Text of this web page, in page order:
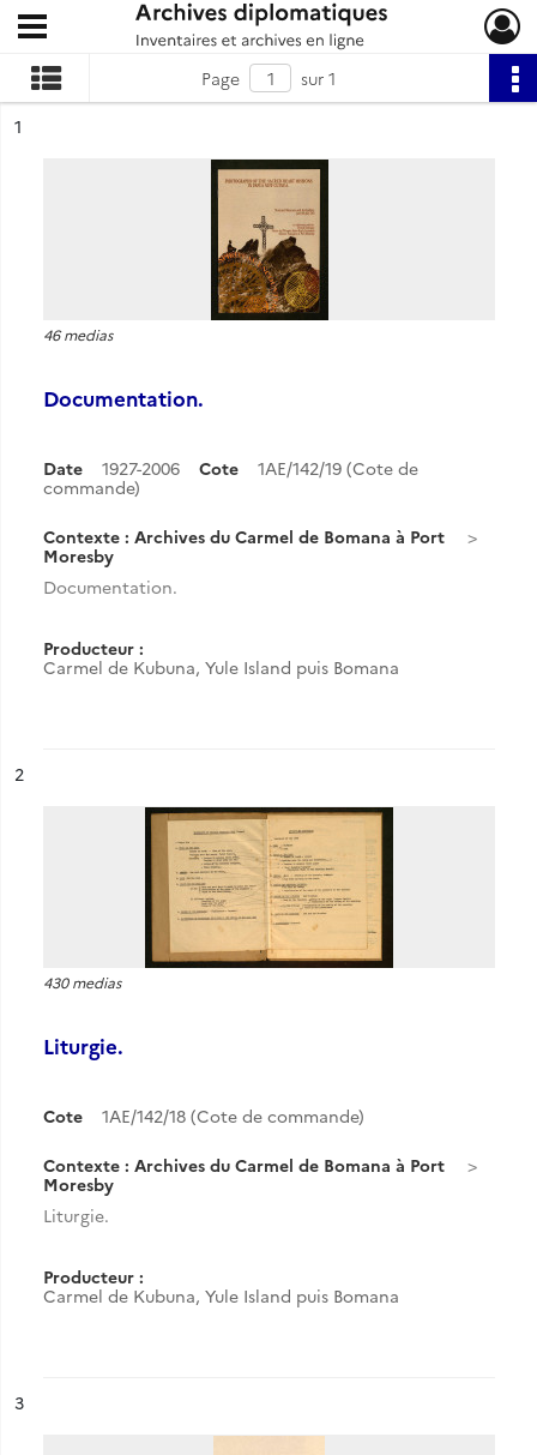
Archives diplomatiques
Ouvrir le menu déroulant
Page
sur 1
n°
1
46 medias
Documentation.
Date 1927-2006 Cote
1AE/142/19 (Cote de
commande)
Contexte : Archives du Carmel de Bomana à Port
Moresby
Documentation.
Producteur :
Carmel de Kubuna, Yule Island puis Bomana
n°
2
430 medias
Liturgie.
Cote 1AE/142/18 (Cote de commande)
Contexte : Archives du Carmel de Bomana à Port
Moresby
Liturgie.
Producteur :
Carmel de Kubuna, Yule Island puis Bomana
n°
3